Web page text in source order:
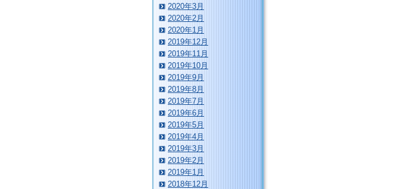
2020年3月
2020年2月
2020年1月
2019年12月
2019年11月
2019年10月
2019年9月
2019年8月
2019年7月
2019年6月
2019年5月
2019年4月
2019年3月
2019年2月
2019年1月
2018年12月